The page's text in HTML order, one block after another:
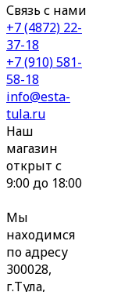
Связь с нами
+7 (4872) 22-
37-18
+7 (910) 581-
58-18
info@esta-
tula.ru
Наш
магазин
открыт с
9:00 до 18:00
Мы
находимся
по адресу
300028,
г.Тула,